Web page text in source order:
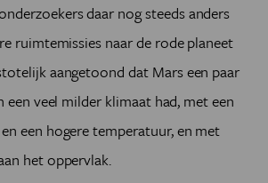
daar nog steeds anders
ruimtemissies naar de rode planeet
aangetoond dat Mars een paar
een veel milder klimaat had, met een
een hogere temperatuur, en met
het oppervlak.